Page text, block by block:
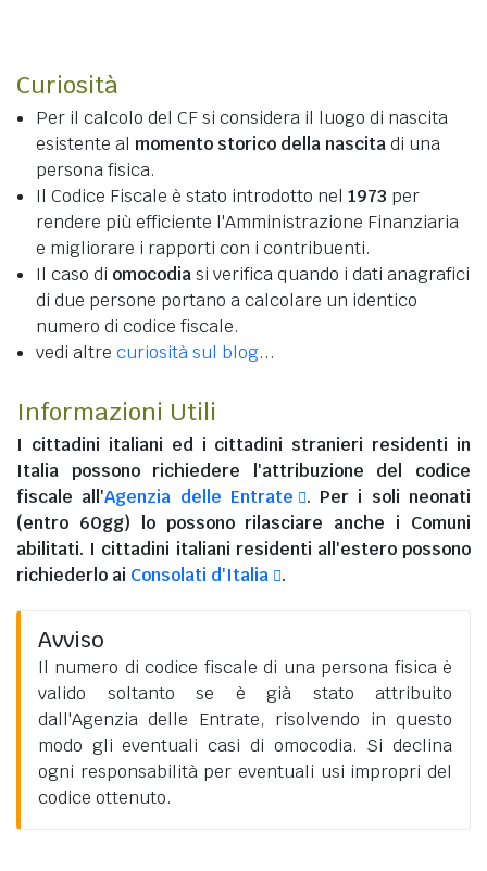
Curiosità
Per il calcolo del CF si considera il luogo di nascita
esistente al momento storico della nascitadi una
persona fisica.
Il Codice Fiscale è stato introdotto nel 1973 per
rendere più efficiente l'Amministrazione Finanziaria
e migliorare i rapporti con i contribuenti.
Il caso di omocodiasi verifica quando i dati anagrafici
di due persone portano a calcolare un identico
numero di codice fiscale.
vedi altre curiosità sul blog...
Informazioni Utili
I cittadini italiani ed i cittadini stranieri residenti in
Italia possono richiedere l'attribuzione del codice
fiscale all'Agenzia delle Entrate
. Per i soli neonati
(entro 60gg) lo possono rilasciare anche i Comuni
abilitati. I cittadini italiani residenti all'esteropossono
richiederlo ai Consolati d'Italia .
Avviso
Il numero di codice fiscale di una persona fisica è
valido soltanto se è già stato attribuito
dall'Agenzia delle Entrate, risolvendo in questo
modo gli eventuali casi di omocodia. Si declina
ogni responsabilità per eventuali usi impropri del
codice ottenuto.